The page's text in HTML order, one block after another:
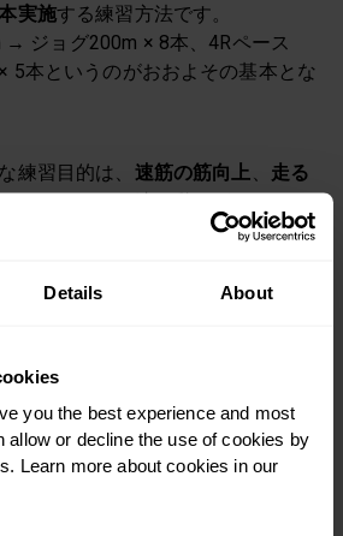
Details About
you the best experience and most
allow or decline the use of cookies by
Learn more about cookies in our
実施する練習方法です。
→ ジョグ200m × 8本、4Rペース
5本というのがおおよその基本とな
練習目的は、 速筋の筋向上
走る
ラックスした速い動きができるよ
楽に感じるようにな